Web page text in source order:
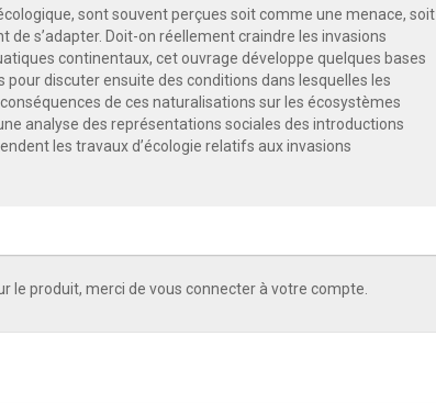
sont souvent perçues soit comme une menace, soit
s’adapter. Doit-on réellement craindre les invasions
continentaux, cet ouvrage développe quelques bases
discuter ensuite des conditions dans lesquelles les
de ces naturalisations sur les écosystèmes
analyse des représentations sociales des introductions
les travaux d’écologie relatifs aux invasions
le produit, merci de vous connecter à votre compte.